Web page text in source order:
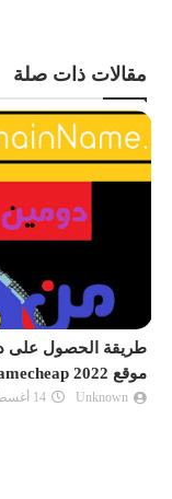
مقالات ذات صلة
المجانية لطلبة الجامعات
Unknown 14 أغسطس 2021